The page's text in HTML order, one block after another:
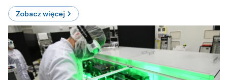
Zobacz więcej